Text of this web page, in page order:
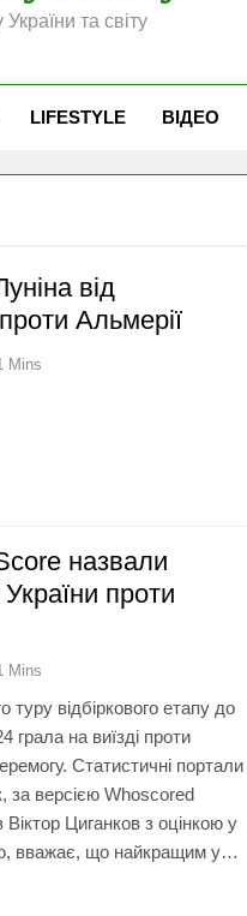
та світу
LIFESTYLE ВІДЕО
від
Альмерії
Mins
назвали
проти
Mins
туру відбіркового етапу до
грала на виїзді проти
Статистичні портали
за версією Whoscored
Циганков з оцінкою у
вважає, що найкращим у…